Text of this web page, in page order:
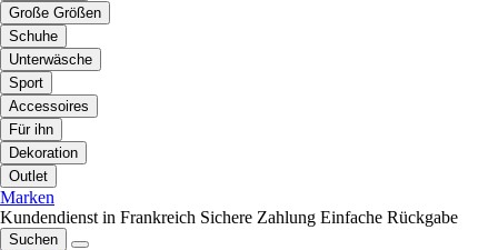
Große Größen
Schuhe
Unterwäsche
Sport
Accessoires
Für ihn
Dekoration
Outlet
Marken
Kundendienst in Frankreich Sichere Zahlung Einfache Rückgabe
Suchen